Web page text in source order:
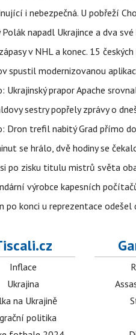
i nebezpečná. U pobřeží
Polák napadl Ukrajince a dva
v NHL a konec. 15
spustil modernizovanou
Ukrajinský prapor Apache
sestry popřely zprávy o
Dron trefil nabitý Grad přímo
se hrálo, dvě hodiny se
po zisku titulu mistrů světa
výrobce kapesních
po konci u reprezentace
Inflace
Ukrajina
na Ukrajině
politika